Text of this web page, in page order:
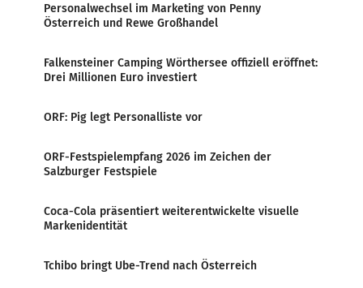
Personalwechsel im Marketing von Penny
Österreich und Rewe Großhandel
Falkensteiner Camping Wörthersee offiziell eröffnet:
Drei Millionen Euro investiert
ORF: Pig legt Personalliste vor
ORF-Festspielempfang 2026 im Zeichen der
Salzburger Festspiele
Coca-Cola präsentiert weiterentwickelte visuelle
Markenidentität
Tchibo bringt Ube-Trend nach Österreich